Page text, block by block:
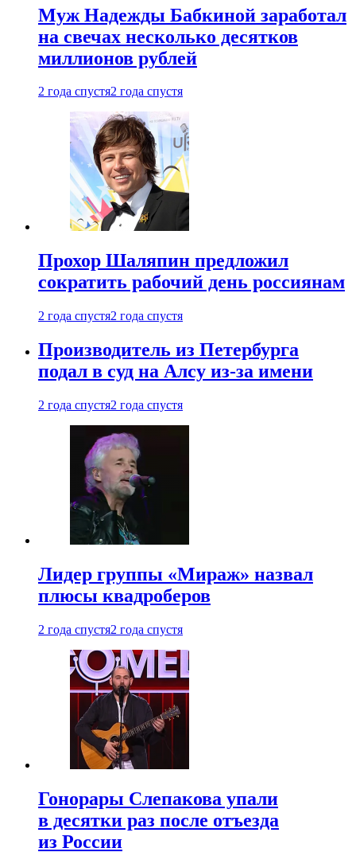
Муж Надежды Бабкиной заработал
на свечах несколько десятков
миллионов рублей
2 года спустя2 года спустя
Прохор Шаляпин предложил
сократить рабочий день россиянам
2 года спустя2 года спустя
Производитель из Петербурга
подал в суд на Алсу из-за имени
2 года спустя2 года спустя
Лидер группы «Мираж» назвал
плюсы квадроберов
2 года спустя2 года спустя
Гонорары Слепакова упали
в десятки раз после отъезда
из России